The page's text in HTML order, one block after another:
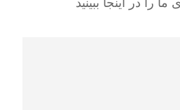
ما را در اینجا ببینید